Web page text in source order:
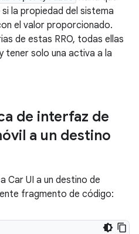
si la propiedad del sistema
el valor proporcionado.
de estas RRO, todas ellas
solo una activa a la
de interfaz de
a un destino
Car UI a un destino de
fragmento de código: